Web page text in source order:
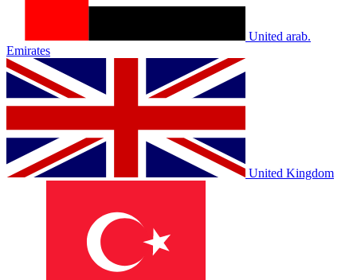
United arab.
Emirates
United Kingdom